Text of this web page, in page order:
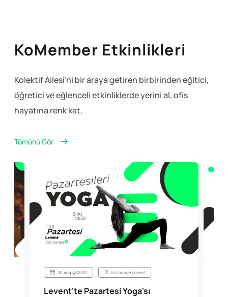
KoMember Etkinlikleri
Kolektif Ailesi’ni bir araya getiren birbirinden eğitici,
öğretici ve eğlencelietkinliklerde yerini al, ofis
hayatına renk kat.
Tümünü Gör
10 Aug @ 18:00 KoLounge Levent
Levent'te Pazartesi Yoga'sı